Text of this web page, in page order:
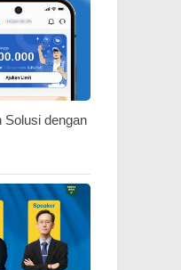
Solusi dengan